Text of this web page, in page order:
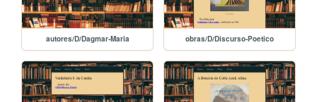
autores/D/Dagmar-Maria obras/D/Discurso-Poetico